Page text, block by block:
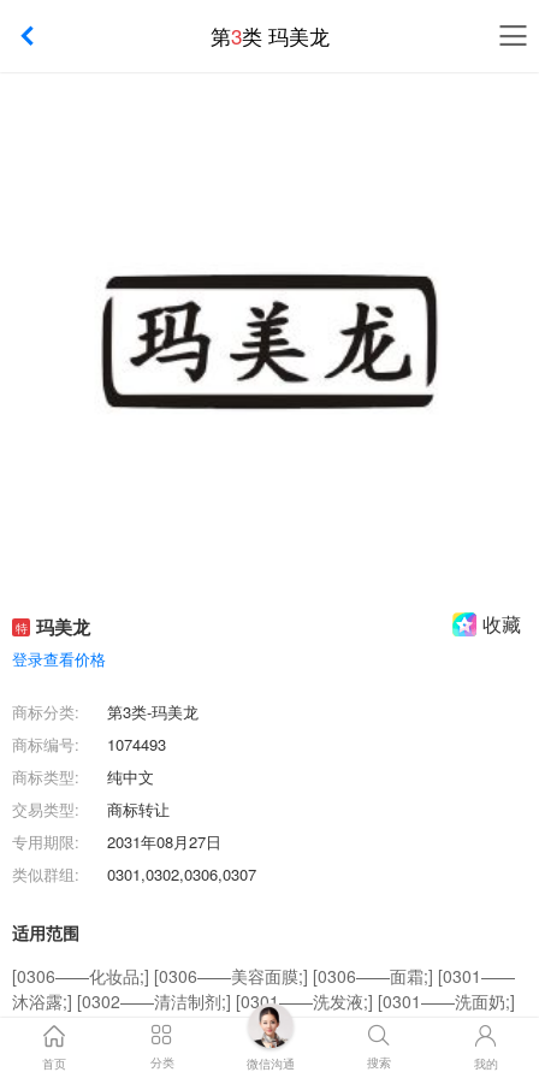
第3类 玛美龙
特 玛美龙 收藏
登录查看价格
商标分类:
第3类-玛美龙
商标编号:
1074493
商标类型:
纯中文
交易类型:
商标转让
专用期限:
2031年08月27日
类似群组:
0301,0302,0306,0307
适用范围
[0306——化妆品;] [0306——美容面膜;] [0306——面霜;] [0301——
沐浴露;] [0302——清洁制剂;] [0301——洗发液;] [0301——洗面奶;]
[0301——洗手液;] [0301——洗衣液;] [0307——牙膏;]
首页 分类 微信沟通 搜索 我的